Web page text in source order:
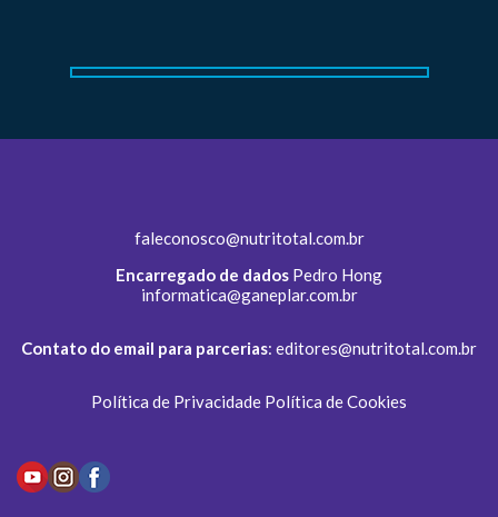
faleconosco@nutritotal.com.br
Encarregado de dados Pedro Hong
informatica@ganeplar.com.br
Contato do email para parcerias: editores@nutritotal.com.br
Política de Privacidade Política de Cookies